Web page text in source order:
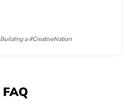
Building a #CreativeNation
FAQ